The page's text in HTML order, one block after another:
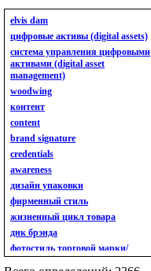
анализ имиджа
анализ кластерный
анализ конкурентов
анализ кросс-культурных
особенностей
анализ мак кинси «7s»
анализ макросистемы
анализ маркетинговый
анализ рынка
анализ ситуационный
анализ экспертный
индивидуальный
анкета
ассортимент
ассортимент товарный.
планирование товарного
ассортимента
ассортимент. глубина
elvis dam
цифровые активы (digital assets)
система управления цифровыми
активами (digital asset
management)
woodwing
контент
content
brand signature
credentials
awareness
дизайн упаковки
фирменный стиль
жизненный цикл товара
днк брэнда
фотостиль торговой марки/
линейки продукции